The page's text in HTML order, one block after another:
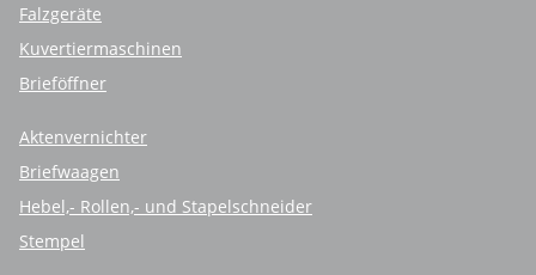
Falzgeräte
Kuvertiermaschinen
Brieföffner
Aktenvernichter
Briefwaagen
Hebel,- Rollen,- und Stapelschneider
Stempel